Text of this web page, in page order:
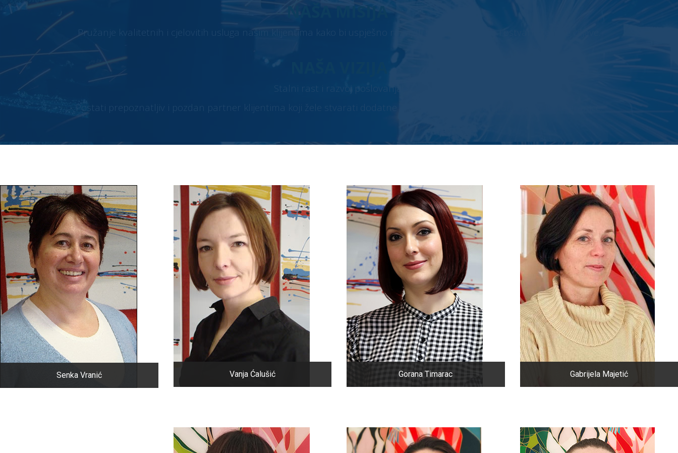
NAŠA MISIJA
Pružanje kvalitetnih i cjelovitih usluga našim klijentima kako bi uspješno razvijali svoje poslovanje i ostvarili željene ciljeve.
Stalni rast i razvoj poslovanja!
Postati prepoznatljiv i pozdan partner klijentima koji žele stvarati dodatne vrijednosti u društvu i pomicati vlastite granice.
Senka Vranić Vanja Ćalušić Gorana Timarac Gabrijela Majetić